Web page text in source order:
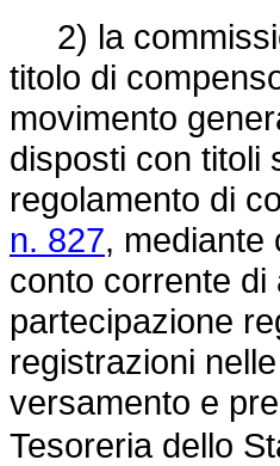
2) la
titolo di
movimento
disposti con titoli
regolamento di
n. 827, mediante
conto corrente di
partecipazione
registrazioni
versamento e
Tesoreria dello